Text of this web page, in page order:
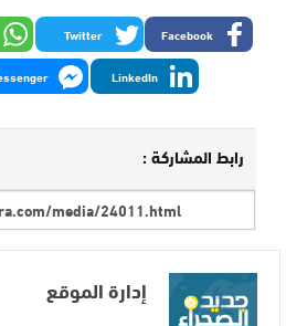
Facebook
Twitter
LinkedIn
رابط المشاركة :
إدارة الموقع